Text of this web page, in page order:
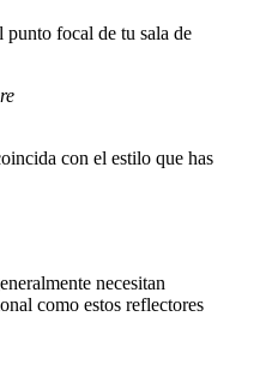
punto focal de tu sala de
con el estilo que has
necesitan
como estos reflectores